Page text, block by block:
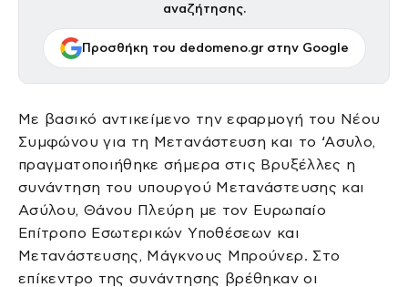
αναζήτησης.
Προσθήκη του dedomeno.gr στην Google
Με βασικό αντικείμενο την εφαρμογή του Νέου
Συμφώνου για τη Μετανάστευση και το ‘Ασυλο,
πραγματοποιήθηκε σήμερα στις Βρυξέλλες η
συνάντηση του υπουργού Μετανάστευσης και
Ασύλου, Θάνου Πλεύρη με τον Ευρωπαίο
Επίτροπο Εσωτερικών Υποθέσεων και
Μετανάστευσης, Μάγκνους Μπρούνερ. Στο
επίκεντρο της συνάντησης βρέθηκαν οι